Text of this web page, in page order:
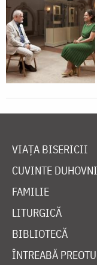
VIAȚA BISERICII
CUVINTE
FAMILIE
LITURGICĂ
BIBLIOTECĂ
ÎNTREABĂ